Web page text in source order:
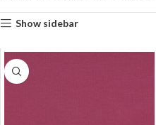
Show sidebar